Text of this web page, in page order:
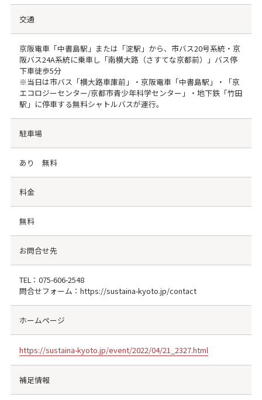
交通
京阪電車「中書島駅」または「淀駅」から、市バス20号系統・京
阪バス24A系統に乗車し「南横大路（さすてな京都前）」バス停
下車徒歩5分
※当日は市バス「横大路車庫前」・京阪電車「中書島駅」・「京
エコロジーセンター/京都市青少年科学センター」・地下鉄「竹田
駅」に停車する無料シャトルバスが運行。
駐車場
あり 無料
料金
無料
お問合せ先
TEL： 075-606-2548
問合せフォーム：https://sustaina-kyoto.jp/contact
ホームページ
https://sustaina-kyoto.jp/event/2022/04/21_2327.html
補足情報